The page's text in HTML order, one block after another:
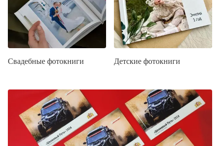
Свадебные фотокниги Детские фотокниги